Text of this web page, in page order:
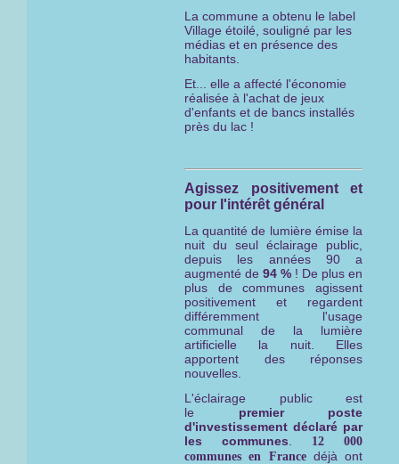
La commune a obtenu le label
Village étoilé, souligné par les
médias et en présence des
habitants.
Et... elle a affecté l'économie
réalisée à l'achat de jeux
d'enfants et de bancs installés
près du lac !
Agissez positivement et
pour l'intérêt général
La quantité de lumière émise la
nuit du seul éclairage public,
depuis les années 90 a
augmenté de 94 % ! De plus en
plus de communes agissent
positivement et regardent
différemment l'usage
communal de la lumière
artificielle la nuit. Elles
apportent des réponses
nouvelles.
L'éclairage public est
le premier
poste
d'investissement déclaré par
les communes. 12 000
communes en France déjà ont